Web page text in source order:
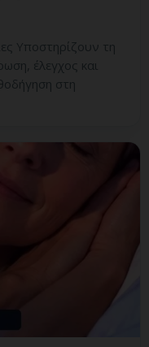
Υποστηρίζουν τη
έλεγχος και
στη